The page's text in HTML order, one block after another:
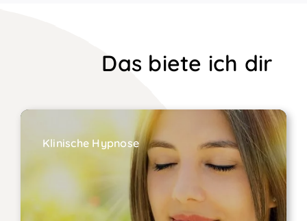
Das biete ich dir
Klinische Hypnose